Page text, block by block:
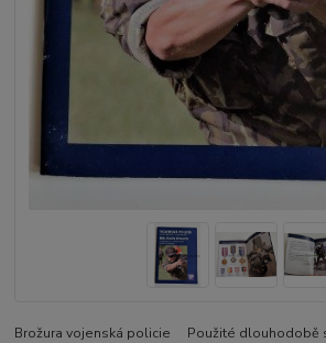
Brožura vojenská policie Použité dlouhodobě